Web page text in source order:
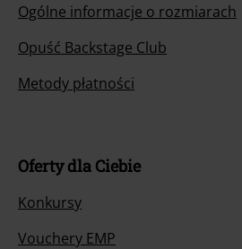
Ogólne informacje o rozmiarach
Opuść Backstage Club
Metody płatności
Oferty dla Ciebie
Konkursy
Vouchery EMP